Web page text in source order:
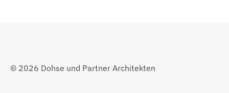
© 2026 Dohse und Partner Architekten